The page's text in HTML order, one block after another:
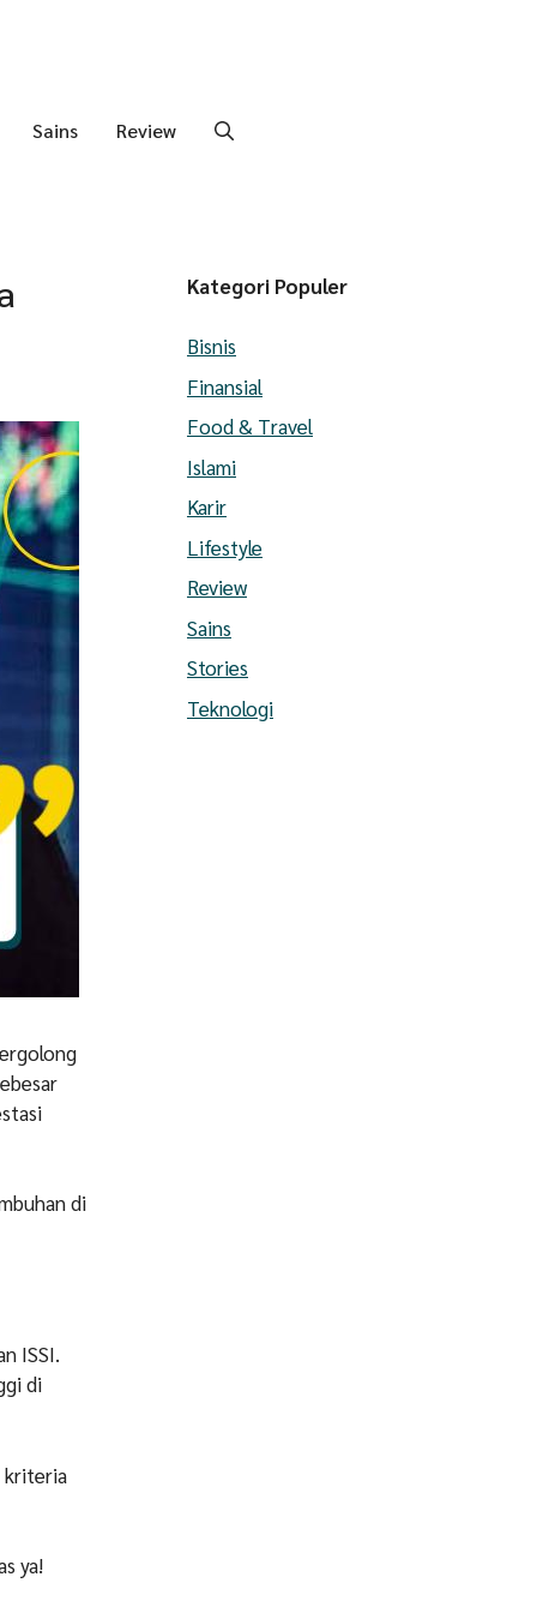
Sains Review
di
ISSI.
di
kriteria
ya!
Kategori Populer
Bisnis
Finansial
Food & Travel
Islami
Karir
Lifestyle
Review
Sains
Stories
Teknologi